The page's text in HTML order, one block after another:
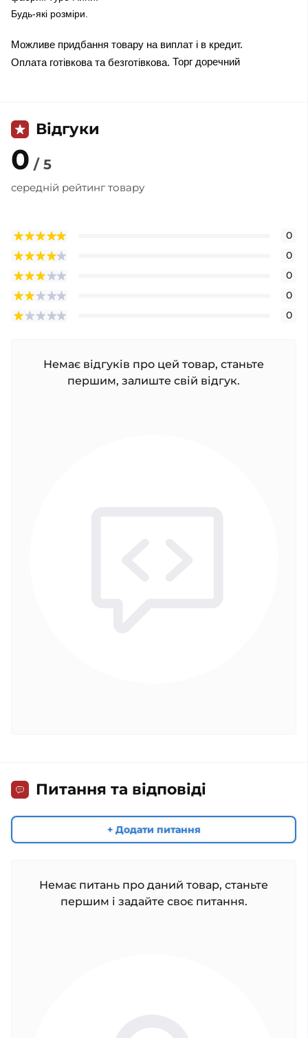
Будь-які розміри.
Можливе придбання товару на виплат і в кредит.
Оплата готівкова та безготівкова. Торг доречний
Відгуки
0 / 5
середній рейтинг товару
0
0
0
0
0
Немає відгуків про цей товар, станьте
першим, залиште свій відгук.
Питання та відповіді
+ Додати питання
Немає питань про даний товар, станьте
першим і задайте своє питання.